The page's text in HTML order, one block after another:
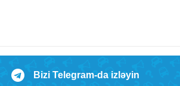
Bizi Telegram-da izləyin